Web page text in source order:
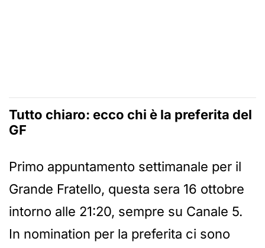
Tutto chiaro: ecco chi è la preferita del
GF
Primo appuntamento settimanale per il
Grande Fratello, questa sera 16 ottobre
intorno alle 21:20, sempre su Canale 5.
In nomination per la preferita ci sono